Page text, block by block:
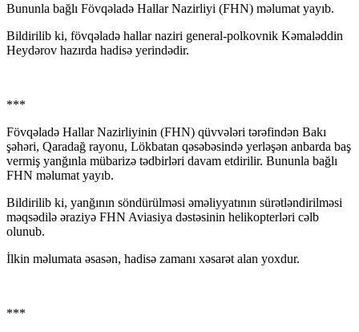
Bununla bağlı Fövqəladə Hallar Nazirliyi (FHN) məlumat yayıb.
Bildirilib ki, fövqəladə hallar naziri general-polkovnik Kəmaləddin
Heydərov hazırda hadisə yerindədir.
***
Fövqəladə Hallar Nazirliyinin (FHN) qüvvələri tərəfindən Bakı
şəhəri, Qaradağ rayonu, Lökbatan qəsəbəsində yerləşən anbarda baş
vermiş yanğınla mübarizə tədbirləri davam etdirilir. Bununla bağlı
FHN məlumat yayıb.
Bildirilib ki, yanğının söndürülməsi əməliyyatının sürətləndirilməsi
məqsədilə əraziyə FHN Aviasiya dəstəsinin helikopterləri cəlb
olunub.
İlkin məlumata əsasən, hadisə zamanı xəsarət alan yoxdur.
***